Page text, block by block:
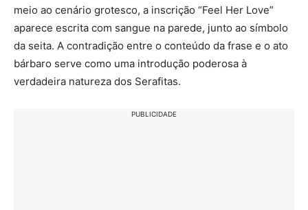
meio ao cenário grotesco, a inscrição “Feel Her Love”
aparece escrita com sangue na parede, junto ao símbolo
da seita. A contradição entre o conteúdo da frase e o ato
bárbaro serve como uma introdução poderosa à
verdadeira natureza dos Serafitas.
PUBLICIDADE